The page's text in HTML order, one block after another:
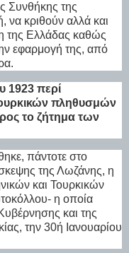
Συνθήκης της
να κριθούν αλλά και
της Ελλάδας καθώς
εφαρμογή της, από
1923 περί
πληθυσμών
το ζήτημα των
πάντοτε στο
της Λωζάνης, η
και Τουρκικών
η οποία
και της
την 30ή Ιανουαρίου